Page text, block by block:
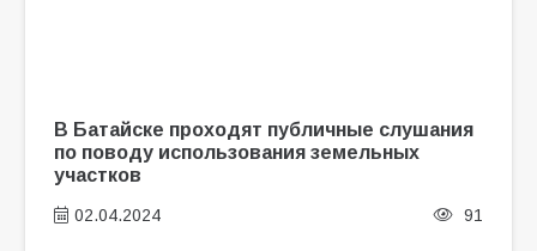
В Батайске проходят публичные слушания
по поводу использования земельных
участков
02.04.2024 91